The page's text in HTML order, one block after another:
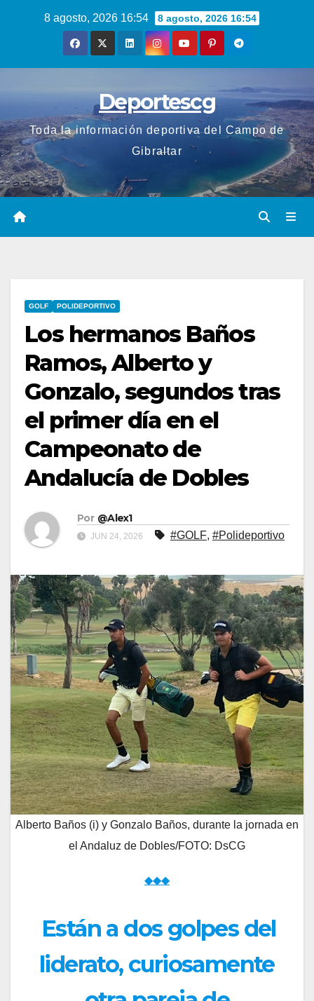
8 agosto, 2026 16:54 8 agosto, 2026 16:54
Deportescg
Toda la información deportiva del Campo de
Gibraltar
GOLF POLIDEPORTIVO
Los hermanos Baños
Ramos, Alberto y
Gonzalo, segundos tras
el primer día en el
Campeonato de
Andalucía de Dobles
Por @Alex1
JUN 24, 2026 #GOLF, #Polideportivo
Alberto Baños (i) y Gonzalo Baños, durante la jornada en
el Andaluz de Dobles/FOTO: DsCG
◆◆◆
Están a dos golpes del
liderato, curiosamente